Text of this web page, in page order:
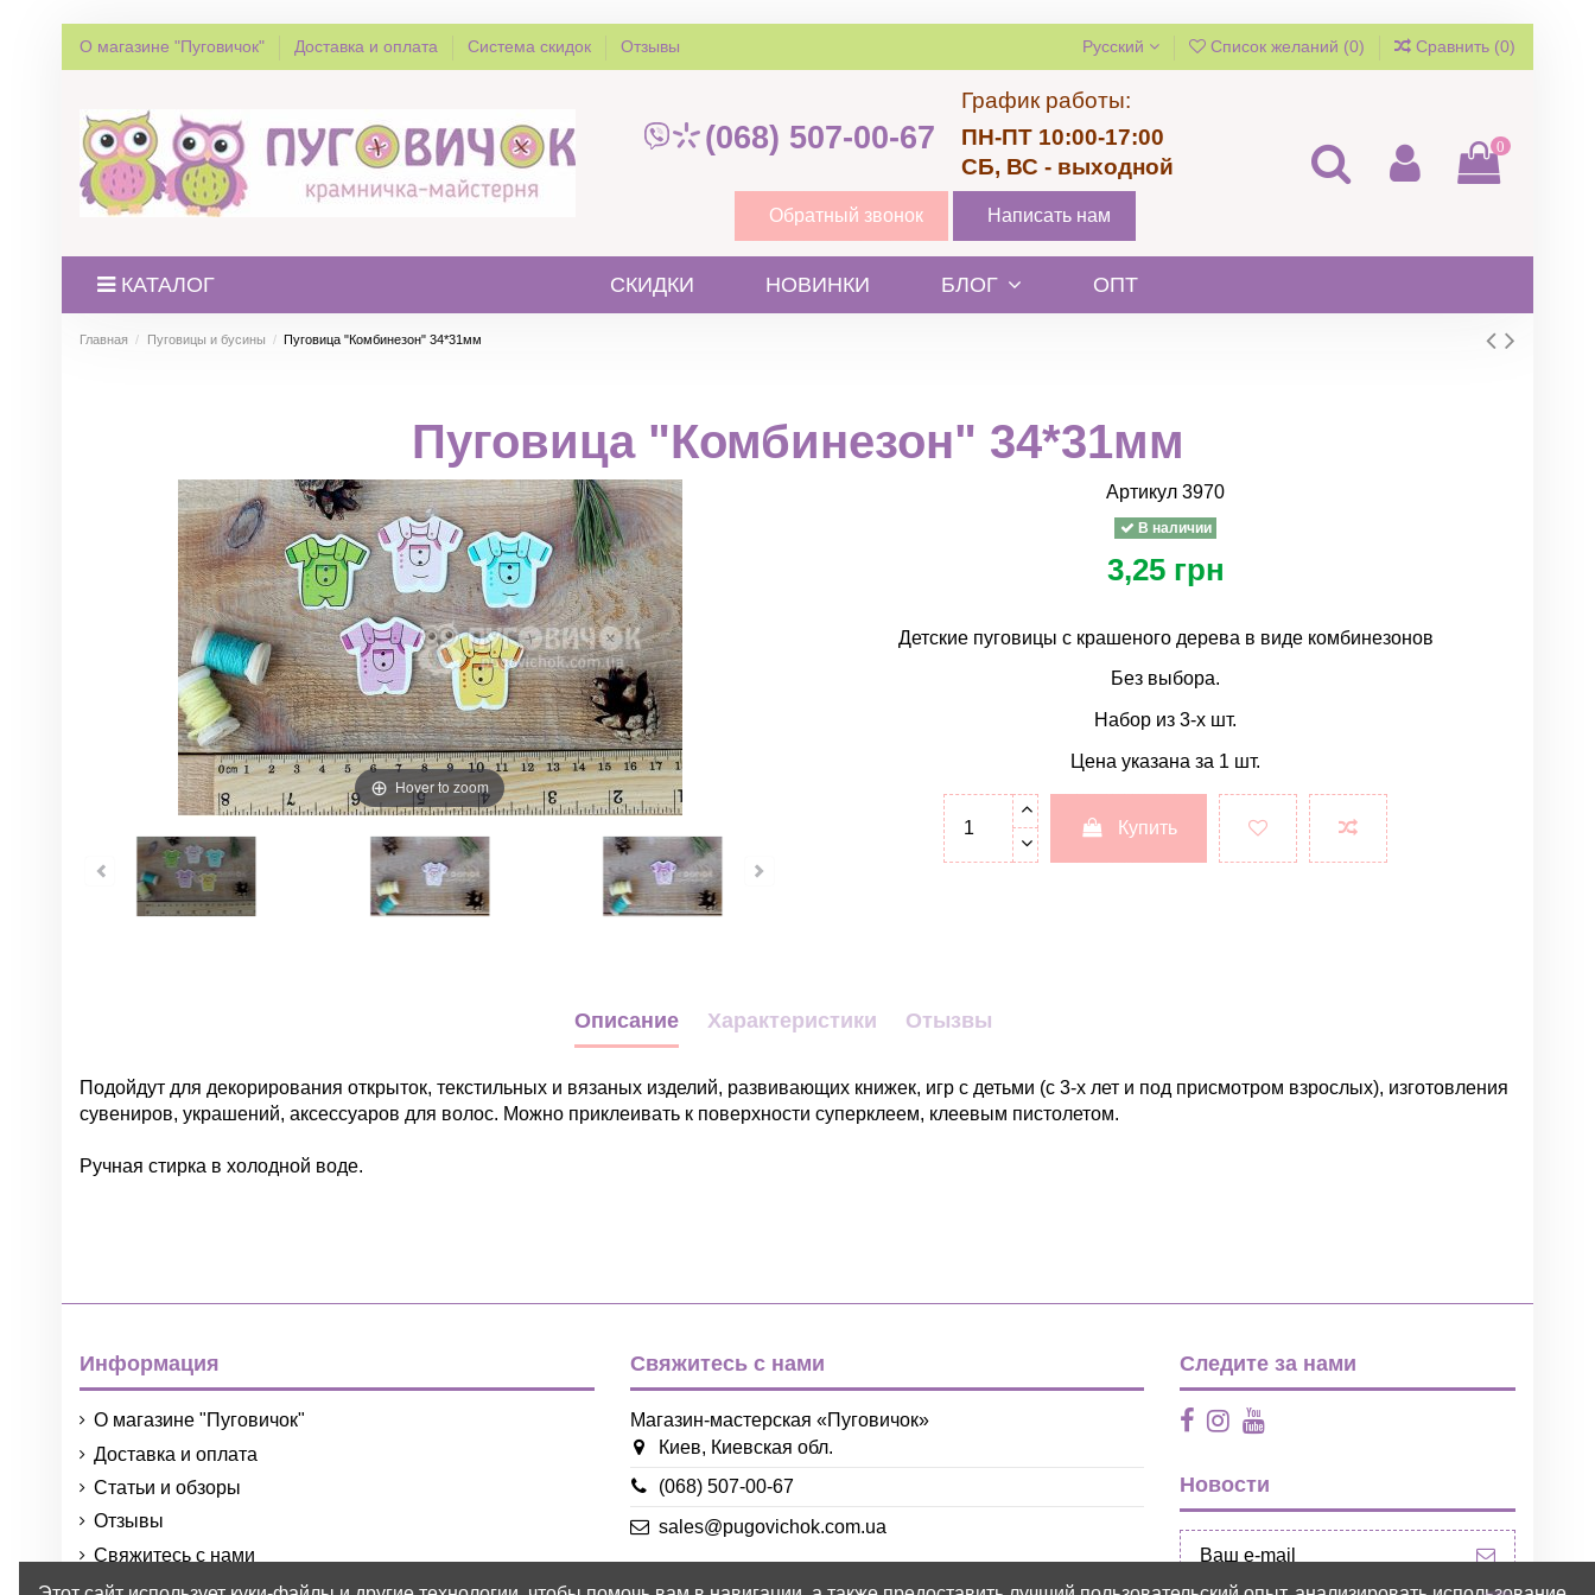
О магазине "Пуговичок" Доставка и оплата Система скидок Отзывы Русский Список желаний (0) Сравнить (0)
(068) 507-00-67
График работы:
ПН-ПТ 10:00-17:00
СБ, ВС - выходной
Обратный звонок Написать нам
0
КАТАЛОГ СКИДКИ НОВИНКИ БЛОГ ОПТ
Главная Пуговицы и бусины Пуговица "Комбинезон" 34*31мм
Пуговица "Комбинезон" 34*31мм
Hover to zoom
Артикул 3970
В наличии
3,25 грн
Детские пуговицы с крашеного дерева в виде комбинезонов
Без выбора.
Набор из 3-х шт.
Цена указана за 1 шт.
Купить
Описание Характеристики Отызвы
Подойдут для декорирования открыток, текстильных и вязаных изделий, развивающих книжек, игр с детьми (с 3-х лет и под присмотром взрослых), изготовления
сувениров, украшений, аксессуаров для волос. Можно приклеивать к поверхности суперклеем, клеевым пистолетом.
Ручная стирка в холодной воде.
зеленый
синий
сиреневый
фиолетовый
Материал Дерево
34*31мм
Тип
Информация
О магазине "Пуговичок"
Доставка и оплата
Статьи и обзоры
Отзывы
Свяжитесь с нами
Порядок и условия использования
Свяжитесь с нами
Магазин-мастерская «Пуговичок»
Киев, Киевская обл.
(068) 507-00-67
sales@pugovichok.com.ua
Следите за нами
Новости